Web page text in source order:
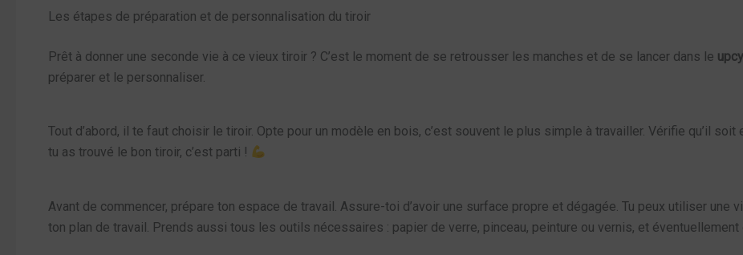
Les étapes de préparation et de personnalisation du tiroir
Prêt à donner une seconde vie à ce vieux tiroir ? C’est le moment de se retrousser les manches et de se lancer dans le
préparer et le personnaliser.
Tout d’abord, il te faut choisir le tiroir. Opte pour un modèle en bois, c’est souvent le plus simple à travailler. Vérifie qu’il
tu as trouvé le bon tiroir, c’est parti !
Avant de commencer, prépare ton espace de travail. Assure-toi d’avoir une surface propre et dégagée. Tu peux utiliser une
ton plan de travail. Prends aussi tous les outils nécessaires : papier de verre, pinceau, peinture ou vernis, et